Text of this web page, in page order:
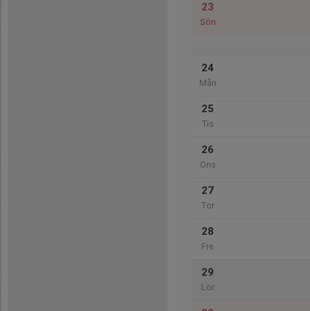
23
Sön
24
Mån
25
Tis
26
Ons
27
Tor
28
Fre
29
Lör